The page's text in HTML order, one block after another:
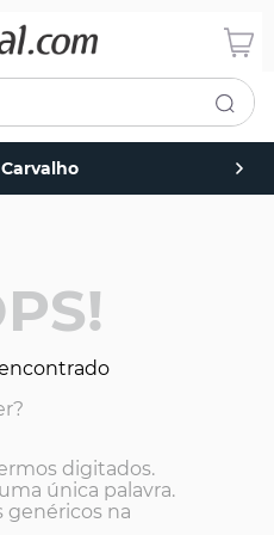
digitados.
única palavra.
genéricos na